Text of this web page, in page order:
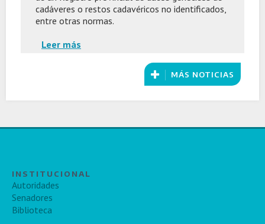
cadáveres o restos cadavéricos no identificados,
entre otras normas.
Leer más
MÁS NOTICIAS
INSTITUCIONAL
Autoridades
Senadores
Biblioteca